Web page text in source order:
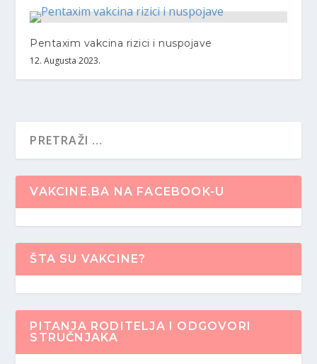
Pentaxim vakcina rizici i nuspojave
12. Augusta 2023.
VAKCINE.BA NA FACEBOOK-U
ŠTA SU VAKCINE?
PITANJA RODITELJA I ODGOVORI
STRUČNJAKA